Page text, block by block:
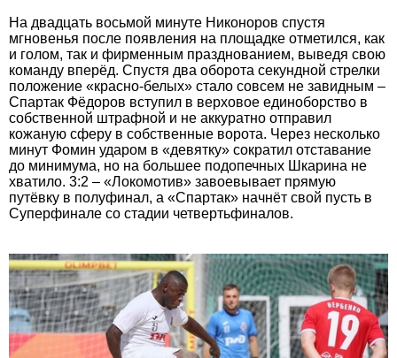
На двадцать восьмой минуте Никоноров спустя
мгновенья после появления на площадке отметился, как
и голом, так и фирменным празднованием, выведя свою
команду вперёд. Спустя два оборота секундной стрелки
положение «красно-белых» стало совсем не завидным –
Спартак Фёдоров вступил в верховое единоборство в
собственной штрафной и не аккуратно отправил
кожаную сферу в собственные ворота. Через несколько
минут Фомин ударом в «девятку» сократил отставание
до минимума, но на большее подопечных Шкарина не
хватило. 3:2 – «Локомотив» завоевывает прямую
путёвку в полуфинал, а «Спартак» начнёт свой пусть в
Суперфинале со стадии четвертьфиналов.